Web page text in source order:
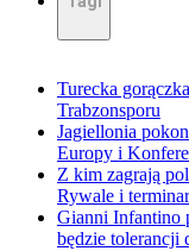
Turecka
Trabzonsporu
Jagiellonia
Europy i
Z kim zagrają
Rywale i
Gianni Infantino
będzie tolerancji